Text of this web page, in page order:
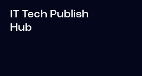
IT Tech Publish
Hub